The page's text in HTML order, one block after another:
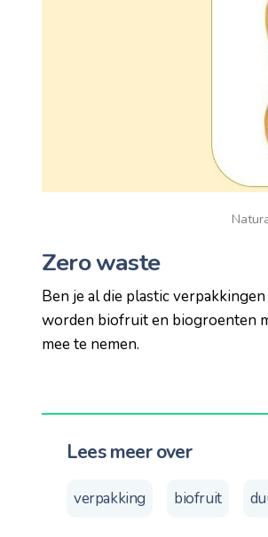
Zero waste
Ben je al die plastic
worden biofruit en biogroenten
mee te nemen.
Lees meer over
verpakking biofruit